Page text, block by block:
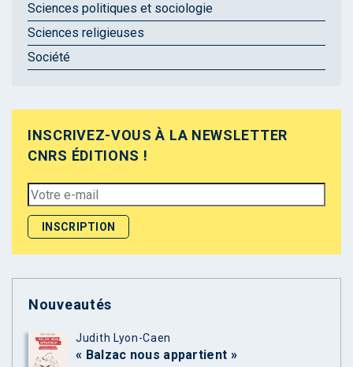
Sciences politiques et sociologie
Sciences religieuses
Société
INSCRIVEZ-VOUS À LA NEWSLETTER
CNRS ÉDITIONS !
Nouveautés
Judith Lyon-Caen
« Balzac nous appartient »